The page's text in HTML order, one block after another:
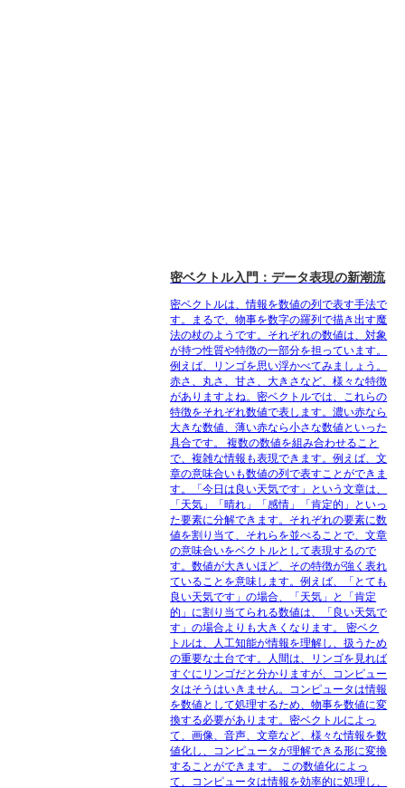
密ベクトル入門：データ表現の新潮流
密ベクトルは、情報を数値の列で表す手法で
す。まるで、物事を数字の羅列で描き出す魔
法の杖のようです。それぞれの数値は、対象
が持つ性質や特徴の一部分を担っています。
例えば、リンゴを思い浮かべてみましょう。
赤さ、丸さ、甘さ、大きさなど、様々な特徴
がありますよね。密ベクトルでは、これらの
特徴をそれぞれ数値で表します。濃い赤なら
大きな数値、薄い赤なら小さな数値といった
具合です。 複数の数値を組み合わせること
で、複雑な情報も表現できます。例えば、文
章の意味合いも数値の列で表すことができま
す。「今日は良い天気です」という文章は、
「天気」「晴れ」「感情」「肯定的」といっ
た要素に分解できます。それぞれの要素に数
値を割り当て、それらを並べることで、文章
の意味合いをベクトルとして表現するので
す。数値が大きいほど、その特徴が強く表れ
ていることを意味します。例えば、「とても
良い天気です」の場合、「天気」と「肯定
的」に割り当てられる数値は、「良い天気で
す」の場合よりも大きくなります。 密ベク
トルは、人工知能が情報を理解し、扱うため
の重要な土台です。人間は、リンゴを見れば
すぐにリンゴだと分かりますが、コンピュー
タはそうはいきません。コンピュータは情報
を数値として処理するため、物事を数値に変
換する必要があります。密ベクトルによっ
て、画像、音声、文章など、様々な情報を数
値化し、コンピュータが理解できる形に変換
することができます。 この数値化によっ
て、コンピュータは情報を効率的に処理し、